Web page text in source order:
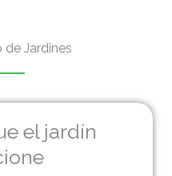
de Jardines
el jardín